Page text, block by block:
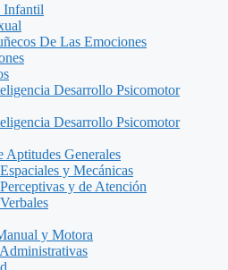
Infantil
De Las Emociones
Desarrollo Psicomotor
Desarrollo Psicomotor
Aptitudes Generales
y Mecánicas
y de Atención
y Motora